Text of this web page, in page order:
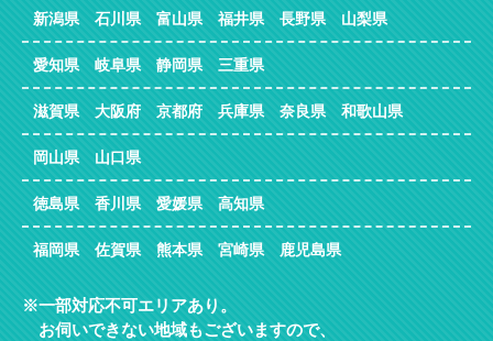
新潟県 石川県 富山県 福井県 長野県 山梨県
愛知県 岐阜県 静岡県 三重県
滋賀県 大阪府 京都府 兵庫県 奈良県 和歌山県
岡山県 山口県
徳島県 香川県 愛媛県 高知県
福岡県 佐賀県 熊本県 宮崎県 鹿児島県
一部対応不可エリアあり。
お伺いできない地域もございますので、